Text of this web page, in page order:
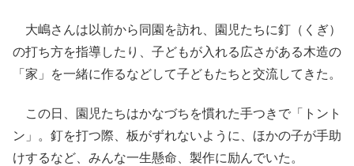
大嶋さんは以前から同園を訪れ、園児たちに釘（くぎ）
の打ち方を指導したり、子どもが入れる広さがある木造の
「家」を一緒に作るなどして子どもたちと交流してきた。
この日、園児たちはかなづちを慣れた手つきで「トント
ン」。釘を打つ際、板がずれないように、ほかの子が手助
けするなど、みんな一生懸命、製作に励んでいた。